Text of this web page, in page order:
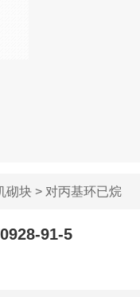
砌块> 对丙基环已烷
91-5